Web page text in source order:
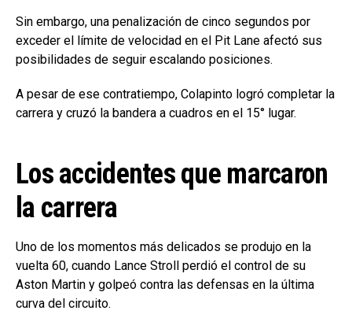
Sin embargo, una penalización de cinco segundos por
exceder el límite de velocidad en el Pit Lane afectó sus
posibilidades de seguir escalando posiciones.
A pesar de ese contratiempo, Colapinto logró completar la
carrera y cruzó la bandera a cuadros en el 15° lugar.
Los accidentes que marcaron
la carrera
Uno de los momentos más delicados se produjo en la
vuelta 60, cuando Lance Stroll perdió el control de su
Aston Martin y golpeó contra las defensas en la última
curva del circuito.